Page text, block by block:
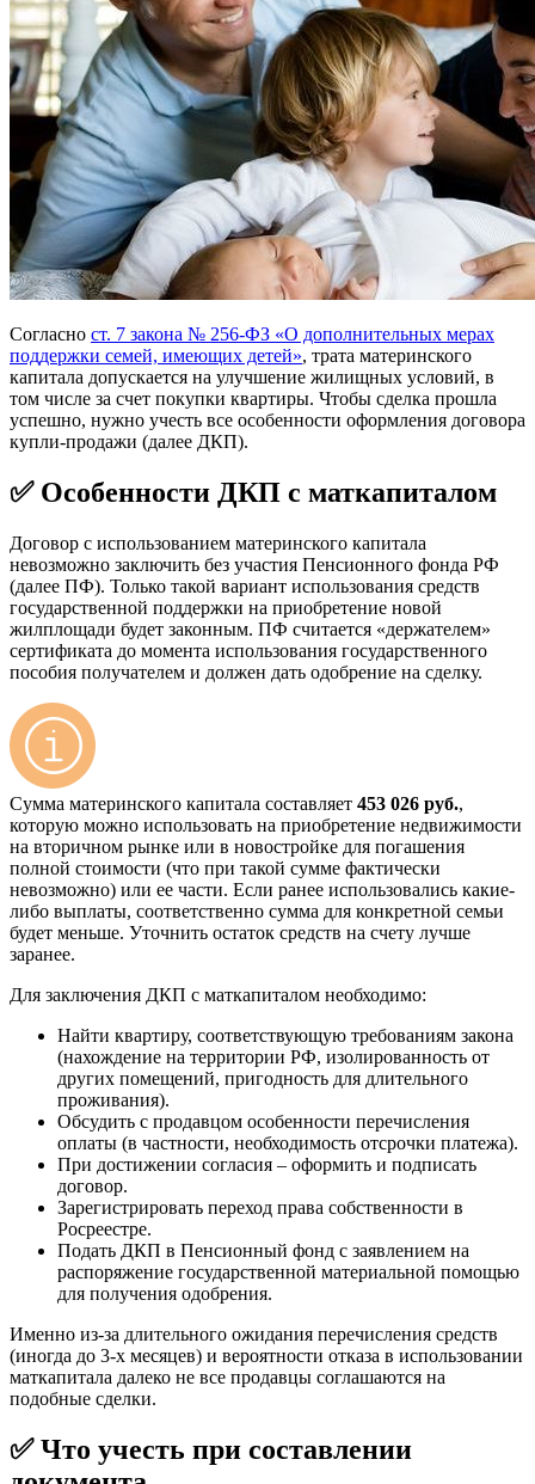
Согласно ст. 7 закона № 256-ФЗ «О дополнительных мерах
поддержки семей, имеющих детей», трата материнского
капитала допускается на улучшение жилищных условий, в
том числе за счет покупки квартиры. Чтобы сделка прошла
успешно, нужно учесть все особенности оформления договора
купли-продажи (далее ДКП).
✅ Особенности ДКП с маткапиталом
Договор с использованием материнского капитала
невозможно заключить без участия Пенсионного фонда РФ
(далее ПФ). Только такой вариант использования средств
государственной поддержки на приобретение новой
жилплощади будет законным. ПФ считается «держателем»
сертификата до момента использования государственного
пособия получателем и должен дать одобрение на сделку.
Сумма материнского капитала составляет 453 026 руб.,
которую можно использовать на приобретение недвижимости
на вторичном рынке или в новостройке для погашения
полной стоимости (что при такой сумме фактически
невозможно) или ее части. Если ранее использовались какие-
либо выплаты, соответственно сумма для конкретной семьи
будет меньше. Уточнить остаток средств на счету лучше
заранее.
Для заключения ДКП с маткапиталом необходимо:
Найти квартиру, соответствующую требованиям закона
(нахождение на территории РФ, изолированность от
других помещений, пригодность для длительного
проживания).
Обсудить с продавцом особенности перечисления
оплаты (в частности, необходимость отсрочки платежа).
При достижении согласия – оформить и подписать
договор.
Зарегистрировать переход права собственности в
Росреестре.
Подать ДКП в Пенсионный фонд с заявлением на
распоряжение государственной материальной помощью
для получения одобрения.
Именно из-за длительного ожидания перечисления средств
(иногда до 3-х месяцев) и вероятности отказа в использовании
маткапитала далеко не все продавцы соглашаются на
подобные сделки.
✅ Что учесть при составлении